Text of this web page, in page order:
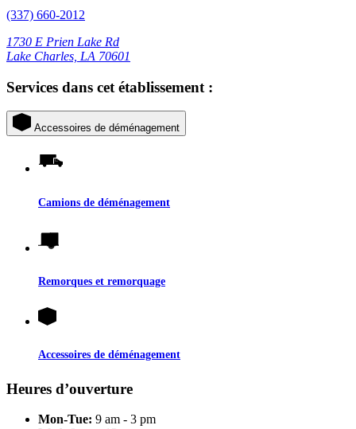
(337) 660-2012
1730 E Prien Lake Rd
Lake Charles, LA 70601
Services dans cet établissement :
Accessoires de déménagement
Camions de déménagement
Remorques et remorquage
Accessoires de déménagement
Heures d’ouverture
Mon-Tue: 9 am - 3 pm